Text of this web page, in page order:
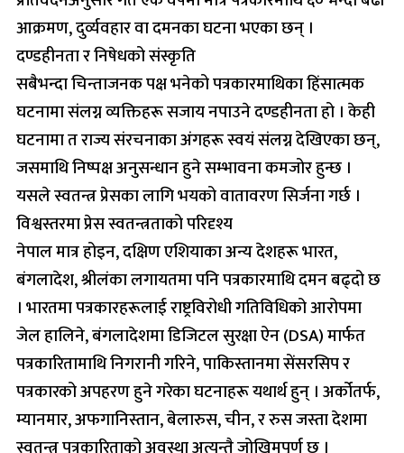
आक्रमण, दुर्व्यवहार वा दमनका घटना भएका छन् ।
दण्डहीनता र निषेधको संस्कृति
सबैभन्दा चिन्ताजनक पक्ष भनेको पत्रकारमाथिका हिंसात्मक
घटनामा संलग्न व्यक्तिहरू सजाय नपाउने दण्डहीनता हो । केही
घटनामा त राज्य संरचनाका अंगहरू स्वयं संलग्न देखिएका छन्,
जसमाथि निष्पक्ष अनुसन्धान हुने सम्भावना कमजोर हुन्छ ।
यसले स्वतन्त्र प्रेसका लागि भयको वातावरण सिर्जना गर्छ ।
विश्वस्तरमा प्रेस स्वतन्त्रताको परिदृश्य
नेपाल मात्र होइन, दक्षिण एशियाका अन्य देशहरू भारत,
बंगलादेश, श्रीलंका लगायतमा पनि पत्रकारमाथि दमन बढ्दो छ
। भारतमा पत्रकारहरूलाई राष्ट्रविरोधी गतिविधिको आरोपमा
जेल हालिने, बंगलादेशमा डिजिटल सुरक्षा ऐन (DSA) मार्फत
पत्रकारितामाथि निगरानी गरिने, पाकिस्तानमा सेंसरसिप र
पत्रकारको अपहरण हुने गरेका घटनाहरू यथार्थ हुन् । अर्कोतर्फ,
म्यानमार, अफगानिस्तान, बेलारुस, चीन, र रुस जस्ता देशमा